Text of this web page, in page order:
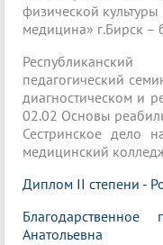
физической
медицина» г.Бирск –
педагогический
диагностическом и
02.02 Основы
Сестринское дело
медицинский
Диплом II степени -
Анатольевна